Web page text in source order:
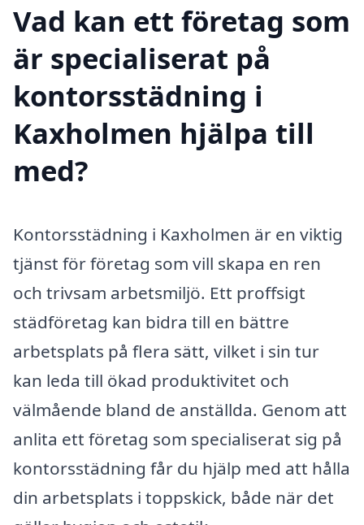
Vad kan ett företag som
är specialiserat på
kontorsstädning i
Kaxholmen hjälpa till
med?
Kontorsstädning i Kaxholmen är en viktig
tjänst för företag som vill skapa en ren
och trivsam arbetsmiljö. Ett proffsigt
städföretag kan bidra till en bättre
arbetsplats på flera sätt, vilket i sin tur
kan leda till ökad produktivitet och
välmående bland de anställda. Genom att
anlita ett företag som specialiserat sig på
kontorsstädning får du hjälp med att hålla
din arbetsplats i toppskick, både när det